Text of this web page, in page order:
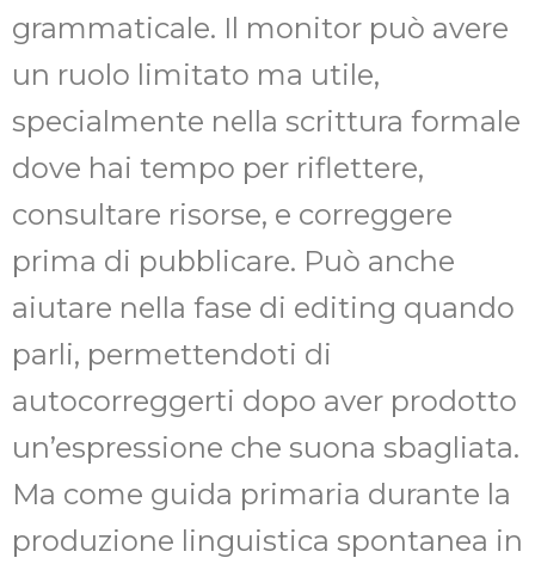
grammaticale. Il monitor può avere
un ruolo limitato ma utile,
specialmente nella scrittura formale
dove hai tempo per riflettere,
consultare risorse, e correggere
prima di pubblicare. Può anche
aiutare nella fase di editing quando
parli, permettendoti di
autocorreggerti dopo aver prodotto
un’espressione che suona sbagliata.
Ma come guida primaria durante la
produzione linguistica spontanea in